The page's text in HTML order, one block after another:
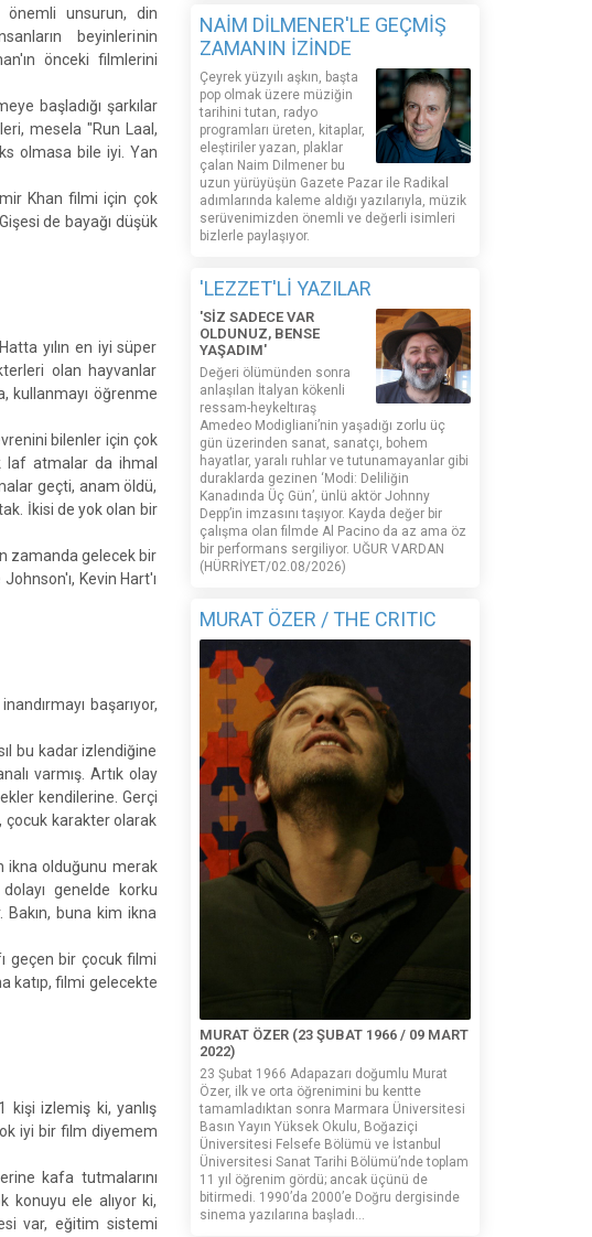
önemli unsurun, din
beyinlerinin
önceki filmlerini
başladığı şarkılar
mesela "Run Laal,
olmasa bile iyi. Yan
Khan filmi için çok
de bayağı düşük
yılın en iyi süper
olan hayvanlar
kullanmayı öğrenme
bilenler için çok
laf atmalar da ihmal
geçti, anam öldü,
İkisi de yok olan bir
zamanda gelecek bir
Kevin Hart'ı
başarıyor,
bu kadar izlendiğine
varmış. Artık olay
kendilerine. Gerçi
çocuk karakter olarak
ikna olduğunu merak
genelde korku
buna kim ikna
geçen bir çocuk filmi
katıp, filmi gelecekte
kişi izlemiş ki, yanlış
iyi bir film diyemem
kafa tutmalarını
konuyu ele alıyor ki,
var, eğitim sistemi
NAİM DİLMENER'LE GEÇMİŞ
ZAMANIN İZİNDE
Çeyrek yüzyılı aşkın, başta
pop olmak üzere müziğin
tarihini tutan, radyo
programları üreten, kitaplar,
eleştiriler yazan, plaklar
çalan Naim Dilmener bu
uzun yürüyüşün Gazete Pazar ile Radikal
adımlarında kaleme aldığı yazılarıyla, müzik
serüvenimizden önemli ve değerli isimleri
bizlerle paylaşıyor.
'LEZZET'Lİ YAZILAR
'SİZ SADECE VAR
OLDUNUZ, BENSE
YAŞADIM'
Değeri ölümünden sonra
anlaşılan İtalyan kökenli
ressam-heykeltıraş
Amedeo Modigliani’nin yaşadığı zorlu üç
gün üzerinden sanat, sanatçı, bohem
hayatlar, yaralı ruhlar ve tutunamayanlar gibi
duraklarda gezinen ‘Modi: Deliliğin
Kanadında Üç Gün’, ünlü aktör Johnny
Depp’in imzasını taşıyor. Kayda değer bir
çalışma olan filmde Al Pacino da az ama öz
bir performans sergiliyor. UĞUR VARDAN
(HÜRRİYET/02.08/2026)
MURAT ÖZER / THE CRITIC
MURAT ÖZER (23 ŞUBAT 1966 / 09 MART
2022)
23 Şubat 1966 Adapazarı doğumlu Murat
Özer, ilk ve orta öğrenimini bu kentte
tamamladıktan sonra Marmara Üniversitesi
Basın Yayın Yüksek Okulu, Boğaziçi
Üniversitesi Felsefe Bölümü ve İstanbul
Üniversitesi Sanat Tarihi Bölümü’nde toplam
11 yıl öğrenim gördü; ancak üçünü de
bitirmedi. 1990’da 2000’e Doğru dergisinde
sinema yazılarına başladı...